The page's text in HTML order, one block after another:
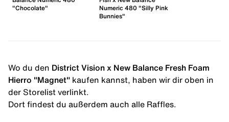
"Chocolate"
Numeric 480 "Silly Pink
Bunnies"
Wo du den District Vision x New Balance Fresh Foam
Hierro "Magnet" kaufen kannst, haben wir dir oben in
der Storelist verlinkt.
Dort findest du außerdem auch alle Raffles.